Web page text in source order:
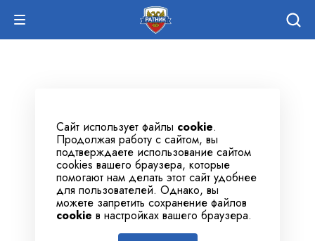
Сайт использует файлы cookie.
Продолжая работу с сайтом, вы
подтверждаете использование сайтом
cookies вашего браузера, которые
помогают нам делать этот сайт удобнее
для пользователей. Однако, вы
можете запретить сохранение файлов
cookie в настройках вашего браузера.